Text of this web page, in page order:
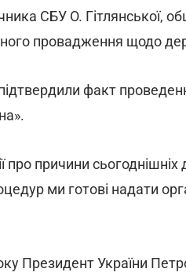
СБУ О. Гітлянської,
провадження щодо
факт
причини сьогоднішніх
ми готові надати
Президент України